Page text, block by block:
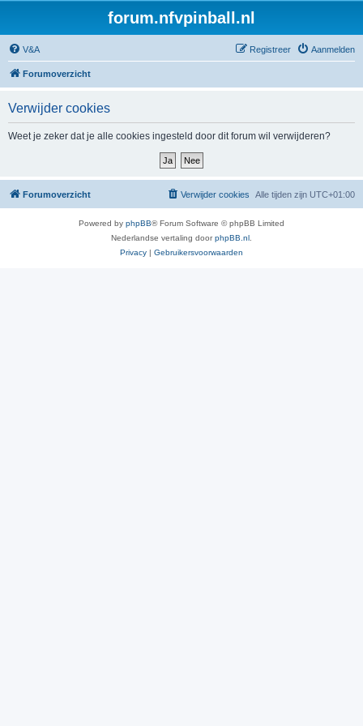
forum.nfvpinball.nl
V&A Aanmelden
Registreer
Forumoverzicht
Verwijder cookies
Weet je zeker dat je alle cookies ingesteld door dit forum wil verwijderen?
Forumoverzicht Alle tijden zijn UTC+01:00
Verwijder cookies
Powered by phpBB® Forum Software © phpBB Limited
Nederlandse vertaling doorphpBB.nl
Privacy | Gebruikersvoorwaarden